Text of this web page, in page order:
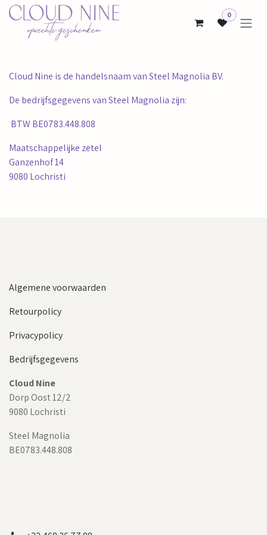
Overslaan naar inhoud
0
Cloud Nine is de handelsnaam van Steel Magnolia BV.
De bedrijfsgegevens van Steel Magnolia zijn:
BTW BE0783.448.808
Maatschappelijke zetel
Ganzenhof 14
9080 Lochristi
Algemene voorwaarden
Retourpolicy
Privacypolicy
Bedrijfsgegevens
Cloud Nine
Dorp Oost 12/2
9080 Lochristi
Steel Magnolia
BE0783.448.808